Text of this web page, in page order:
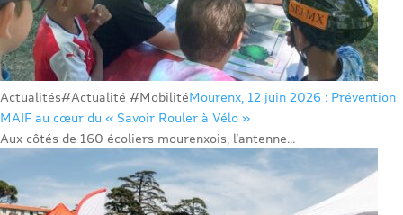
Actualités#Actualité #MobilitéMourenx, 12 juin 2026 : Prévention
MAIF au cœur du « Savoir Rouler à Vélo »
Aux côtés de 160 écoliers mourenxois, l’antenne...